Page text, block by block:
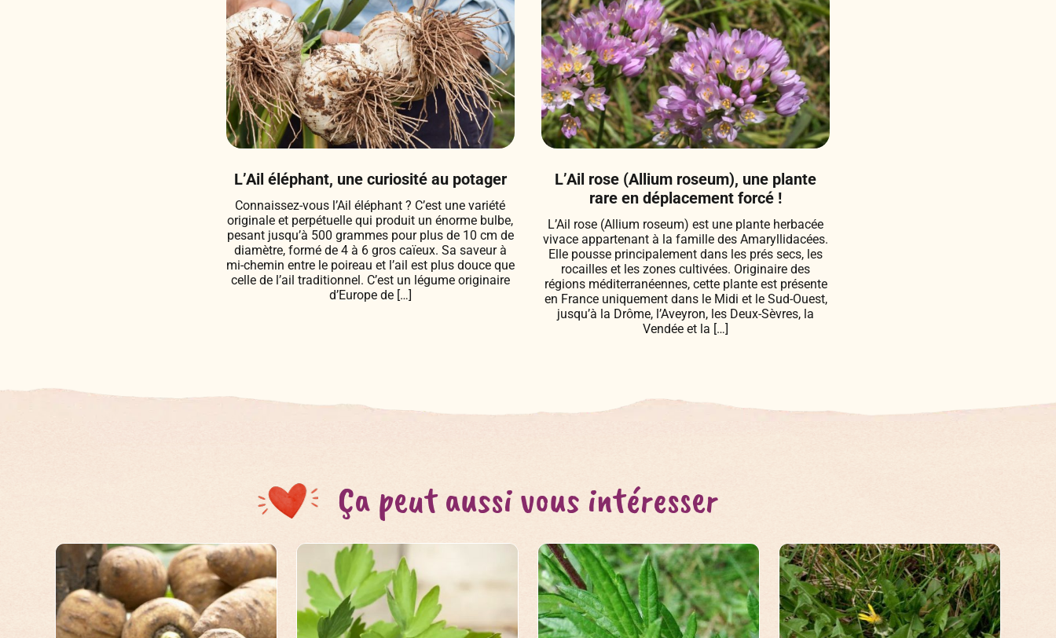
L’Ail éléphant, une curiosité au potager
Connaissez-vous l’Ail éléphant ? C’est une variété
originale et perpétuelle qui produit un énorme bulbe,
pesant jusqu’à 500 grammes pour plus de 10 cm de
diamètre, formé de 4 à 6 gros caïeux. Sa saveur à
mi-chemin entre le poireau et l’ail est plus douce que
celle de l’ail traditionnel. C’est un légume originaire
d’Europe de […]
L’Ail rose (Allium roseum), une plante
rare en déplacement forcé !
L’Ail rose (Allium roseum) est une plante herbacée
vivace appartenant à la famille des Amaryllidacées.
Elle pousse principalement dans les prés secs, les
rocailles et les zones cultivées. Originaire des
régions méditerranéennes, cette plante est présente
en France uniquement dans le Midi et le Sud-Ouest,
jusqu’à la Drôme, l’Aveyron, les Deux-Sèvres, la
Vendée et la […]
Ça peut aussi vous intéresser